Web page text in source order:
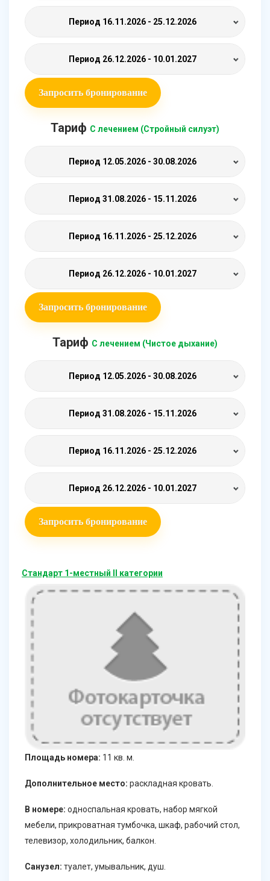
Период 16.11.2026 - 25.12.2026
Период 26.12.2026 - 10.01.2027
Запросить бронирование
Тариф С лечением (Стройный силуэт)
Период 12.05.2026 - 30.08.2026
Период 31.08.2026 - 15.11.2026
Период 16.11.2026 - 25.12.2026
Период 26.12.2026 - 10.01.2027
Запросить бронирование
Тариф С лечением (Чистое дыхание)
Период 12.05.2026 - 30.08.2026
Период 31.08.2026 - 15.11.2026
Период 16.11.2026 - 25.12.2026
Период 26.12.2026 - 10.01.2027
Запросить бронирование
Стандарт 1-местный II категории
Площадь номера: 11 кв. м.
Дополнительное место: раскладная кровать.
В номере: односпальная кровать, набор мягкой
мебели, прикроватная тумбочка, шкаф, рабочий стол,
телевизор, холодильник, балкон.
Санузел: туалет, умывальник, душ.